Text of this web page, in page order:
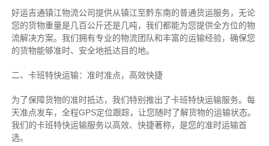
好运吉通镇江物流公司提供从镇江至黔东南的普通货运服务，无论
您的货物重量是几百公斤还是几吨，我们都能为您提供全方位的物
流解决方案。我们拥有专业的物流团队和丰富的运输经验，确保您
的货物能够准时、安全地抵达目的地。
二、卡班特快运输：准时准点，高效快捷
为了保障货物的准时抵达，我们特别推出了卡班特快运输服务。每
天准点发车，全程GPS定位跟踪，让您随时了解货物的运输状态。
我们的卡班特快运输服务以高效、快捷著称，是您的准时运输首
选。